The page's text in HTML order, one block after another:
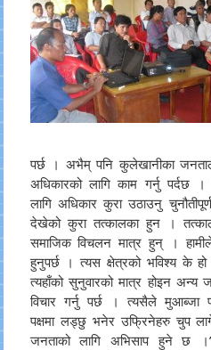
पर्छ । अभैम् पनि कुलेखानीका
अधिकारको लागि काम गर्नु
लागि अधिकार कुरा उठाउनु
देखेको कुरा तत्कालका हुन ।
समाजिक विचलन मात्र हुन् ।
हुनुपर्छ । त्यस क्षेत्रको भविश्य के
त्यहाँको सुनुवारको मात्र होइन अन्य
विचार गर्नु पर्छ । त्यसैले मुआब्जा
पक्षमा लड्छु भनेर उफ्रिनेहरु चुप
जनताको लागि अभिसाप हुने छ